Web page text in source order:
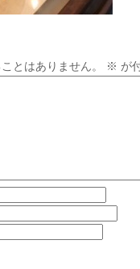
とはありません。
※ が